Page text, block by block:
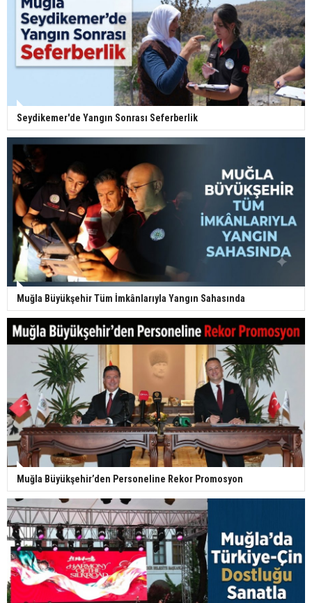
Seydikemer'de Yangın Sonrası Seferberlik
Muğla Büyükşehir Tüm İmkânlarıyla Yangın Sahasında
Muğla Büyükşehir’den Personeline Rekor Promosyon